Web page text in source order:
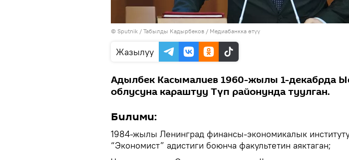
© Sputnik / Табылды Кадырбеков / Медиабанкка өтүү
Жазылуу
Адылбек Касымалиев 1960-жылы 1-декабрда
облусуна караштуу Түп районунда туулган.
Билими:
1984-жылы Ленинград финансы-экономикалык
“Экономист” адистиги боюнча факультетин аяктаган;